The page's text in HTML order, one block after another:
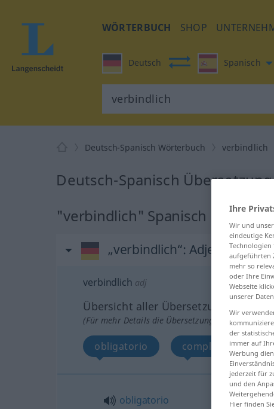
WÖRTERBUCH SHOP
Deutsch Spanisch
Deutsch-Spanisch Wörterbuch verbindlich
Deutsch-Spanisch
"verbindlich" Spanisch
„verbindlich“: Adjektiv
verbindlich adj
Übersicht aller Übersetzungen
(Für mehr Details die Übersetzung anklicken/
obligatorio complaciente,
obligatorio
Ihre
Wir und
eindeutige
aufgeführten
mehr so
oder Ihre
Webseite
unserer
Wir
der
immer auf
Werbung
jederzeit für
und den
Hier finden